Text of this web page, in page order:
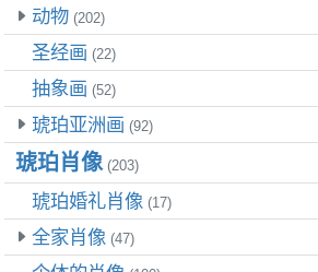
动物 (202)
圣经画 (22)
抽象画 (52)
琥珀亚洲画 (92)
琥珀肖像(203)
琥珀婚礼肖像 (17)
全家肖像 (47)